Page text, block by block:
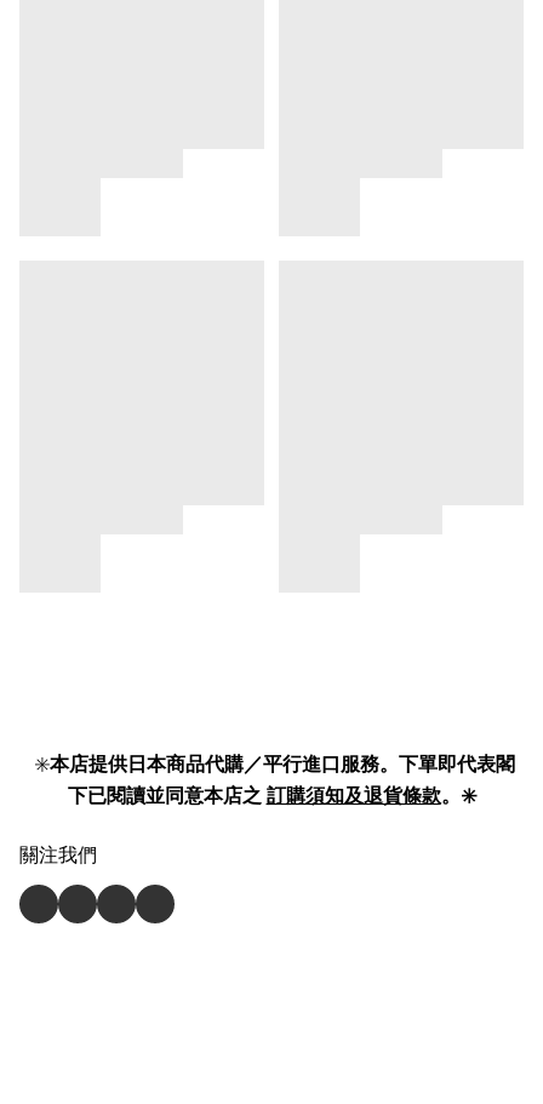
✳️本店提供日本商品代購／平行進口服務。下單即代表閣
下已閱讀並同意本店之 訂購須知及退貨條款。✳️
關注我們